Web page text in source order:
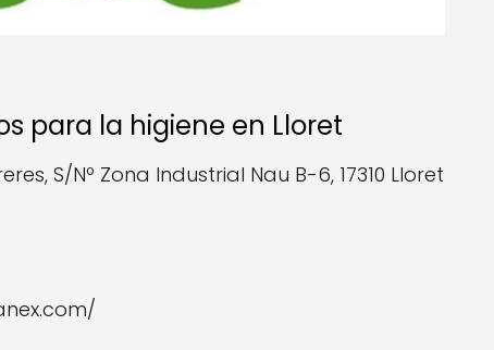
para la higiene en Lloret
S/Nº Zona Industrial Nau B-6, 17310 Lloret